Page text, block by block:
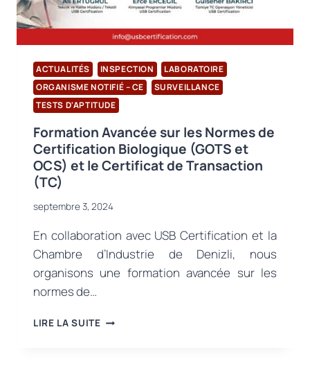
ISO
:
2024
ACTUALITÉS INSPECTION
LABORATOIRE
ORGANISME NOTIFIÉ – CE
SURVEILLANCE
TESTS D'APTITUDE
Formation Avancée sur les Normes de
Certification Biologique (GOTS et
OCS) et le Certificat de Transaction
(TC)
septembre 3, 2024
En collaboration avec USB Certification et la
Chambre d’Industrie de Denizli, nous
organisons une formation avancée sur les
normes de…
LIRE LA SUITEFORMATION